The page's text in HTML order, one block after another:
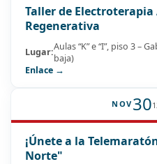
Taller de Electroterapia
Regenerativa
Lugar:Aulas “K” e “I”, piso 3 –
baja)
Enlace →
NOV 30
¡Únete a la
Norte"